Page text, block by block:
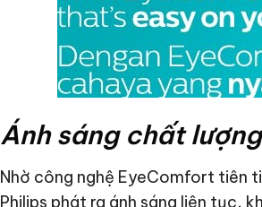
Ánh sáng chất
Nhờ công nghệ EyeComfort tiên
Philips phát ra ánh sáng liên tục,